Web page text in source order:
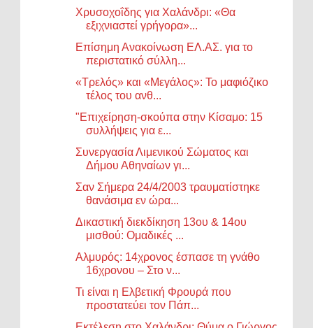
Χρυσοχοΐδης για Χαλάνδρι: «Θα
εξιχνιαστεί γρήγορα»...
Επίσημη Ανακοίνωση ΕΛ.ΑΣ. για το
περιστατικό σύλλη...
«Τρελός» και «Μεγάλος»: Το μαφιόζικο
τέλος του ανθ...
"Επιχείρηση-σκούπα στην Κίσαμο: 15
συλλήψεις για ε...
Συνεργασία Λιμενικού Σώματος και
Δήμου Αθηναίων γι...
Σαν Σήμερα 24/4/2003 τραυματίστηκε
θανάσιμα εν ώρα...
Δικαστική διεκδίκηση 13ου & 14ου
μισθού: Ομαδικές ...
Αλμυρός: 14χρονος έσπασε τη γνάθο
16χρονου – Στο ν...
Τι είναι η Ελβετική Φρουρά που
προστατεύει τον Πάπ...